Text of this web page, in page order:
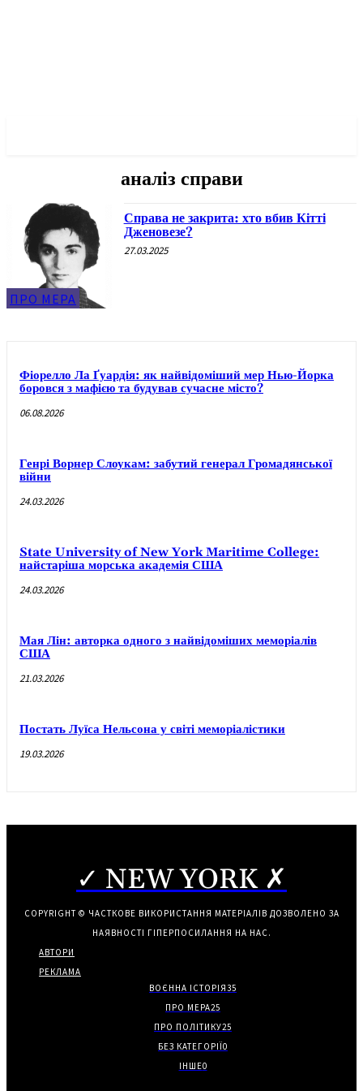
аналіз справи
ПРО МЕРА
Справа не закрита: хто вбив Кітті
Дженовезе?
27.03.2025
Фіорелло Ла Ґуардія: як найвідоміший мер Нью-Йорка
боровся з мафією та будував сучасне місто?
06.08.2026
Генрі Ворнер Слоукам: забутий генерал Громадянської
війни
24.03.2026
State University of New York Maritime College:
найстаріша морська академія США
24.03.2026
Мая Лін: авторка одного з найвідоміших меморіалів
США
21.03.2026
Постать Луїса Нельсона у світі меморіалістики
19.03.2026
✓ NEW YORK ✗
COPYRIGHT © ЧАСТКОВЕ ВИКОРИСТАННЯ МАТЕРІАЛІВ ДОЗВОЛЕНО ЗА
НАЯВНОСТІ ГІПЕРПОСИЛАННЯ НА НАС.
АВТОРИ
РЕКЛАМА
ВОЄННА ІСТОРІЯ35
ПРО МЕРА25
ПРО ПОЛІТИКУ25
БЕЗ КАТЕГОРІЇ0
ІНШЕ0